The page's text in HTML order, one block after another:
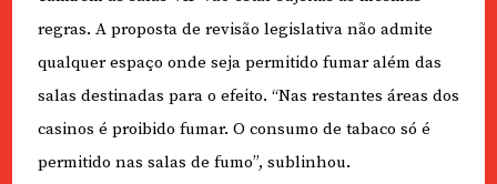
regras. A proposta de revisão legislativa não admite
qualquer espaço onde seja permitido fumar além das
salas destinadas para o efeito. “Nas restantes áreas dos
casinos é proibido fumar. O consumo de tabaco só é
permitido nas salas de fumo”, sublinhou.